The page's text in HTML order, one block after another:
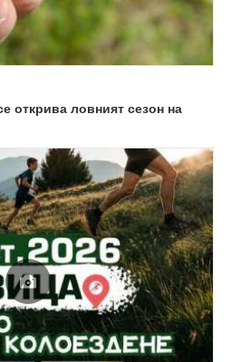
открива ловният сезон на